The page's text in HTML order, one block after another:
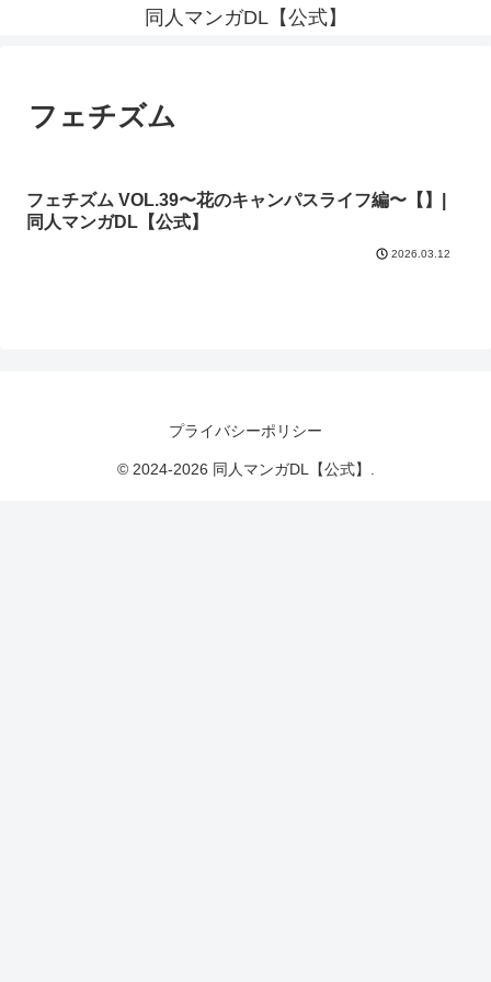
同人マンガDL【公式】
フェチズム
フェチズム VOL.39〜花のキャンパスライフ編〜【】|
同人マンガDL【公式】
2026.03.12
プライバシーポリシー
© 2024-2026 同人マンガDL【公式】.